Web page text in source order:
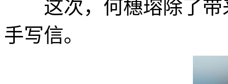
这次，何橞瑢除了带
手写信。